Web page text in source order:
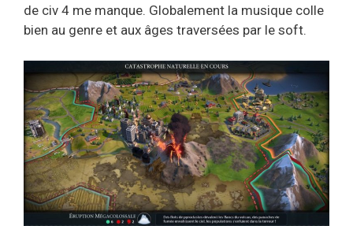
de civ 4 me manque. Globalement la musique colle
bien au genre et aux âges traversées par le soft.